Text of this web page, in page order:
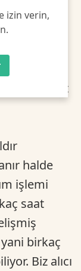
izin verin,
geçtiği
yıllarına
Adlı,
ait
halde
işlemi
saat
birkaç
Biz alıcı